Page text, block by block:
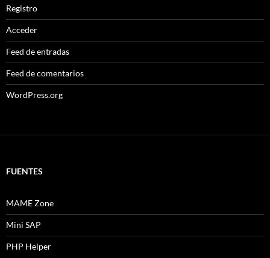
Registro
Acceder
Feed de entradas
Feed de comentarios
WordPress.org
FUENTES
MAME Zone
Mini SAP
PHP Helper